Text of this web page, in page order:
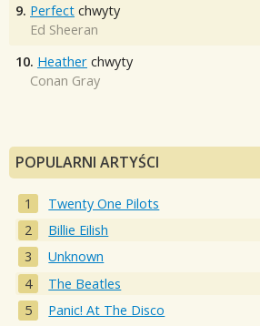
9. Perfect chwyty
Ed Sheeran
10. Heather chwyty
Conan Gray
POPULARNI ARTYŚCI
Twenty One Pilots
Billie Eilish
Unknown
The Beatles
Panic! At The Disco